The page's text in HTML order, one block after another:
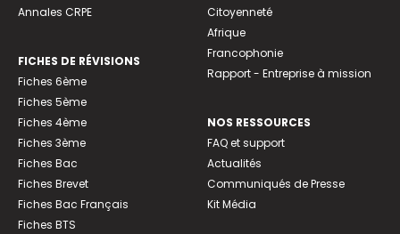
Annales CRPE
FICHES DE RÉVISIONS
Fiches 6ème
Fiches 5ème
Fiches 4ème
Fiches 3ème
Fiches Bac
Fiches Brevet
Fiches Bac Français
Fiches BTS
Citoyenneté
Afrique
Francophonie
Rapport - Entreprise à mission
NOS RESSOURCES
FAQ et support
Actualités
Communiqués de Presse
Kit Média